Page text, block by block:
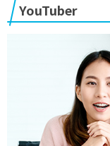
YouTuber